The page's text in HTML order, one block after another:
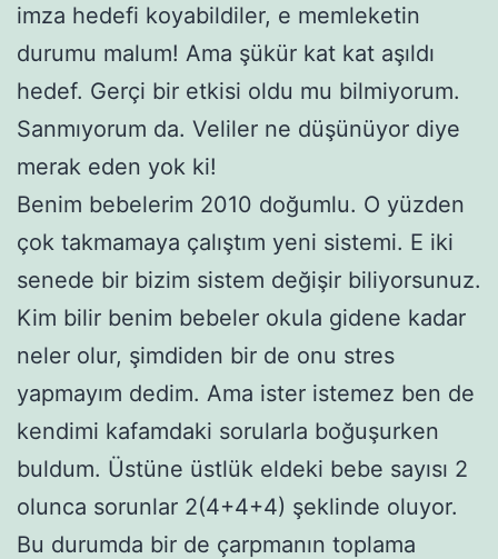
imza hedefi koyabildiler, e memleketin
durumu malum! Ama şükür kat kat aşıldı
hedef. Gerçi bir etkisi oldu mu bilmiyorum.
Sanmıyorum da. Veliler ne düşünüyor diye
merak eden yok ki!
Benim bebelerim 2010 doğumlu. O yüzden
çok takmamaya çalıştım yeni sistemi. E iki
senede bir bizim sistem değişir biliyorsunuz.
Kim bilir benim bebeler okula gidene kadar
neler olur, şimdiden bir de onu stres
yapmayım dedim. Ama ister istemez ben de
kendimi kafamdaki sorularla boğuşurken
buldum. Üstüne üstlük eldeki bebe sayısı 2
olunca sorunlar 2(4+4+4) şeklinde oluyor.
Bu durumda bir de çarpmanın toplama